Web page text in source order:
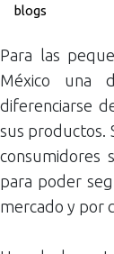
blogs
Para las
México una
diferenciarse
sus productos.
consumidores
para poder
mercado y por